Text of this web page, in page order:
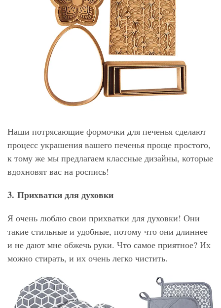
Наши потрясающие формочки для печенья сделают
процесс украшения вашего печенья проще простого,
к тому же мы предлагаем классные дизайны, которые
вдохновят вас на роспись!
3. Прихватки для духовки
Я очень люблю свои прихватки для духовки! Они
такие стильные и удобные, потому что они длиннее
и не дают мне обжечь руки. Что самое приятное? Их
можно стирать, и их очень легко чистить.